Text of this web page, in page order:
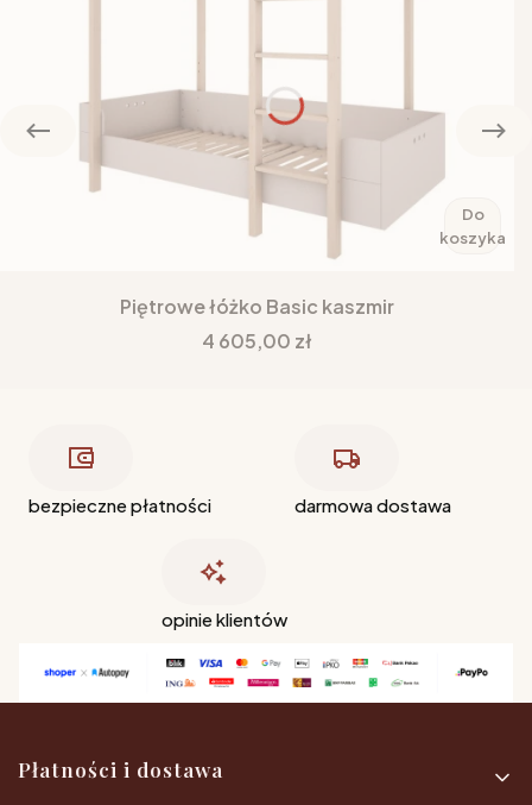
Do
koszyka
Piętrowe łóżko Basic kaszmir
Cena
4 605,00 zł
bezpieczne płatności darmowa dostawa
opinie klientów
Linki w stopce
Płatności i dostawa